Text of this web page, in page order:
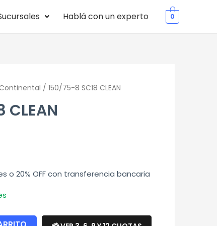
Hablá con un experto 0
/ 150/75-8 SC18 CLEAN
o 20% OFF con transferencia bancaria